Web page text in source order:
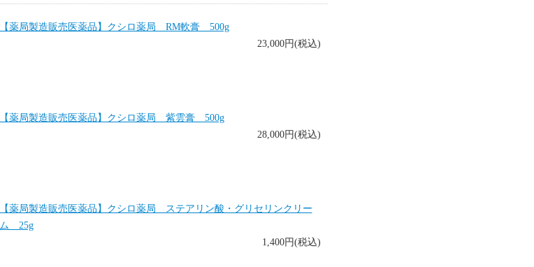
【薬局製造販売医薬品】クシロ薬局 RM軟膏 500g
23,000円(税込)
【薬局製造販売医薬品】クシロ薬局 紫雲膏 500g
28,000円(税込)
【薬局製造販売医薬品】クシロ薬局 ステアリン酸・グリセリンクリー
ム 25g
1,400円(税込)